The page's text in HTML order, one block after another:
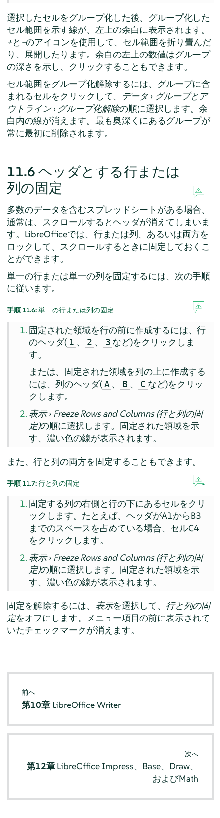
選択したセルをグループ化した後、グループ化した
セル範囲を示す線が、左上の余白に表示されます。
+と –のアイコンを使用して、セル範囲を折り畳んだ
り、展開したります。余白の左上の数値はグループ
の深さを示し、クリックすることもできます。
セル範囲をグループ化解除するには、グループに含
まれるセルをクリックして、
データ› グループとア
ウトライン› グループ化解除の順に選択します。余
白内の線が消えます。最も奥深くにあるグループが
常に最初に削除されます。
11.6 ヘッダとする行または
列の固定
多数のデータを含むスプレッドシートがある場合、
通常は、スクロールするとヘッダが消えてしまいま
す。LibreOfficeでは、行または列、あるいは両方を
ロックして、スクロールするときに固定しておくこ
とができます。
単一の行または単一の列を固定するには、次の手順
に従います。
手順 11.6:単一の行または列の固定
固定された領域を行の前に作成するには、行
のヘッダ( 1 、 2 、 3 など)をクリックしま
す。
または、固定された領域を列の上に作成する
には、列のヘッダ(A 、 B 、 C など)をクリッ
クします。
表示› Freeze Rows and Columns (行と列の固
定)の順に選択します。固定された領域を示
す、濃い色の線が表示されます。
また、行と列の両方を固定することもできます。
手順 11.7:行と列の固定
固定する列の右側と行の下にあるセルをクリ
ックします。たとえば、ヘッダがA1からB3
までのスペースを占めている場合、セルC4
をクリックします。
表示› Freeze Rows and Columns (行と列の固
定)の順に選択します。固定された領域を示
す、濃い色の線が表示されます。
固定を解除するには、 表示を選択して、 行と列の固
定をオフにします。メニュー項目の前に表示されて
いたチェックマークが消えます。
前へ
第10章 LibreOffice Writer
次へ
第12章 LibreOffice Impress、Base、Draw、
およびMath